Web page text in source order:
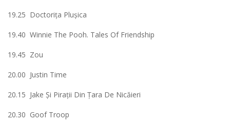
19.25 Doctoriţa Pluşica
19.40 Winnie The Pooh. Tales Of Friendship
19.45 Zou
20.00 Justin Time
20.15 Jake Şi Piraţii Din Ţara De Nicăieri
20.30 Goof Troop